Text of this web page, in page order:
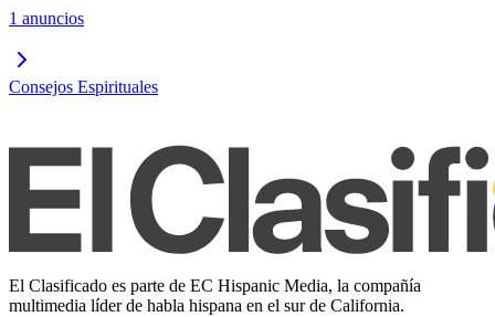
1 anuncios
Consejos Espirituales
El Clasificado es parte de EC Hispanic Media, la compañía
multimedia líder de habla hispana en el sur de California.